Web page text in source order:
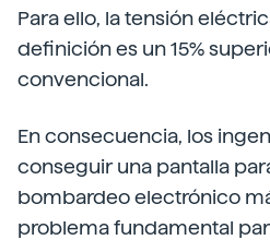
Para ello, la tensión
definición es un 15%
convencional.
En consecuencia, los
conseguir una pantalla
bombardeo electrónico
problema fundamental